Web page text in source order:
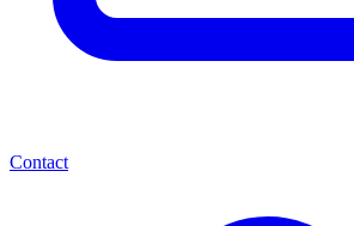
Contact